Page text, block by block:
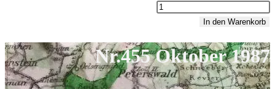
war:
5,00 €
Nr.455
Menge
In den Warenkorb
Nr.455 Oktober 1987